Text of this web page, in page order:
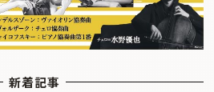
新着記事